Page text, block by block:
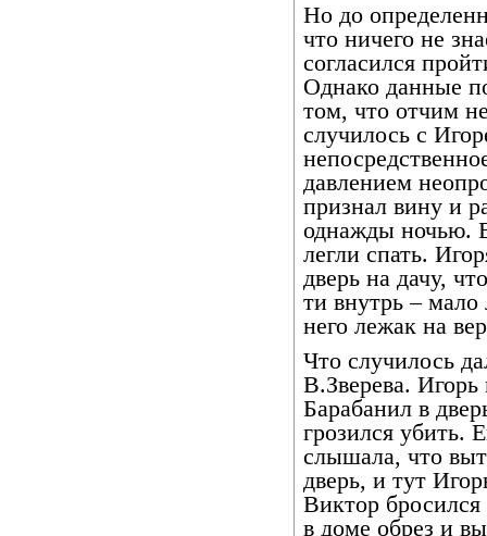
Но до
что ничего не
согласился
Однако данные
том, что отчим
случилось с
давлением
признал вину и
однажды ночью.
легли спать.
дверь на дачу,
ти внутрь –
него лежак на
Что случилось
В.Зверева. Игорь
Барабанил в
грозился убить.
слышала, что
дверь, и тут
Виктор
в доме обрез и